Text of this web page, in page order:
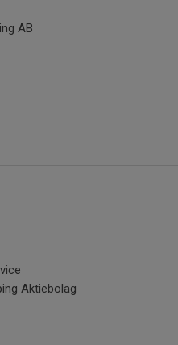
AB
Aktiebolag